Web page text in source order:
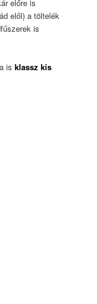
előre is
elől) a töltelék
is
isklassz kis